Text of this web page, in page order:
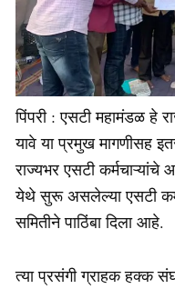
पिंपरी : एसटी महामंडळ हे
यावे या प्रमुख मागणीसह
राज्यभर एसटी
येथे सुरू असलेल्या एसटी
समितीने पाठिंबा दिला आहे.
त्या प्रसंगी ग्राहक हक्क